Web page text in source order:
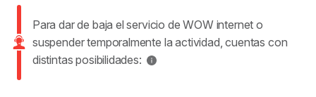
Cancelación de servicios postpago según el
contrato (OSIPTEL)
Para dar de baja el servicio de WOW internet o
suspender temporalmente la actividad, cuentas con
distintas posibilidades: